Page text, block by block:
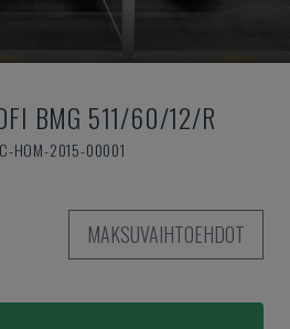
BMG 511/60/12/R
HOM-2015-00001
MAKSUVAIHTOEHDOT